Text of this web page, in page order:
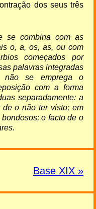
dos seus três
se combina com as
o, a, os, as, ou com
começados por
palavras integradas
não se emprega o
com a forma
separadamente: a
de o não ter visto; em
o facto de o
Base XIX »